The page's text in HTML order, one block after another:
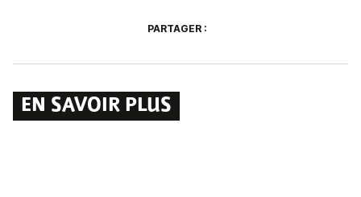
PARTAGER :
EN SAVOIR PLUS